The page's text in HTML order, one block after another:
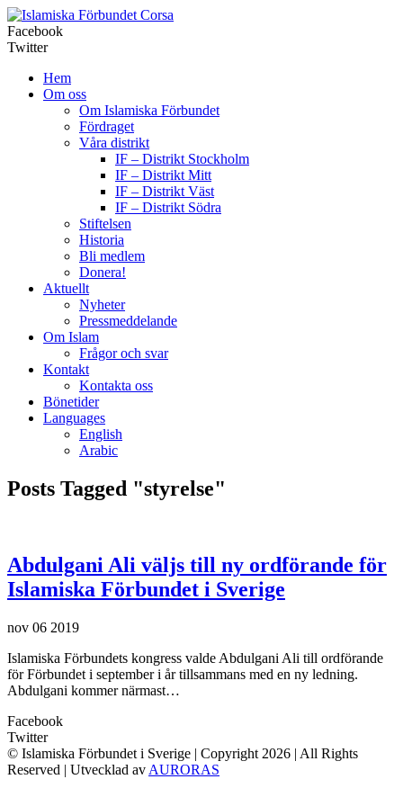
Corsa
Facebook
Twitter
Hem
Om oss
Om Islamiska Förbundet
Fördraget
Våra distrikt
IF – Distrikt Stockholm
IF – Distrikt Mitt
IF – Distrikt Väst
IF – Distrikt Södra
Stiftelsen
Historia
Bli medlem
Donera!
Aktuellt
Nyheter
Pressmeddelande
Om Islam
Frågor och svar
Kontakt
Kontakta oss
Bönetider
Languages
English
Arabic
Posts Tagged "styrelse"
Abdulgani Ali väljs till ny ordförande för
Islamiska Förbundet i Sverige
nov 06 2019
Islamiska Förbundets kongress valde Abdulgani Ali till ordförande
för Förbundet i september i år tillsammans med en ny ledning.
Abdulgani kommer närmast…
Facebook
Twitter
© Islamiska Förbundet i Sverige | Copyright 2026 | All Rights
Reserved | Utvecklad av AURORAS